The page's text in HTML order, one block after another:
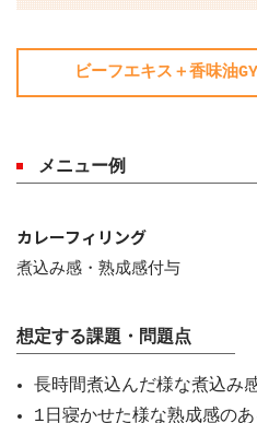
ビーフエキス＋香味油
メニュー例
カレーフィリング
煮込み感・熟成感付与
想定する課題・問題点
長時間煮込んだ様な煮込み
1日寝かせた様な熟成感のあ